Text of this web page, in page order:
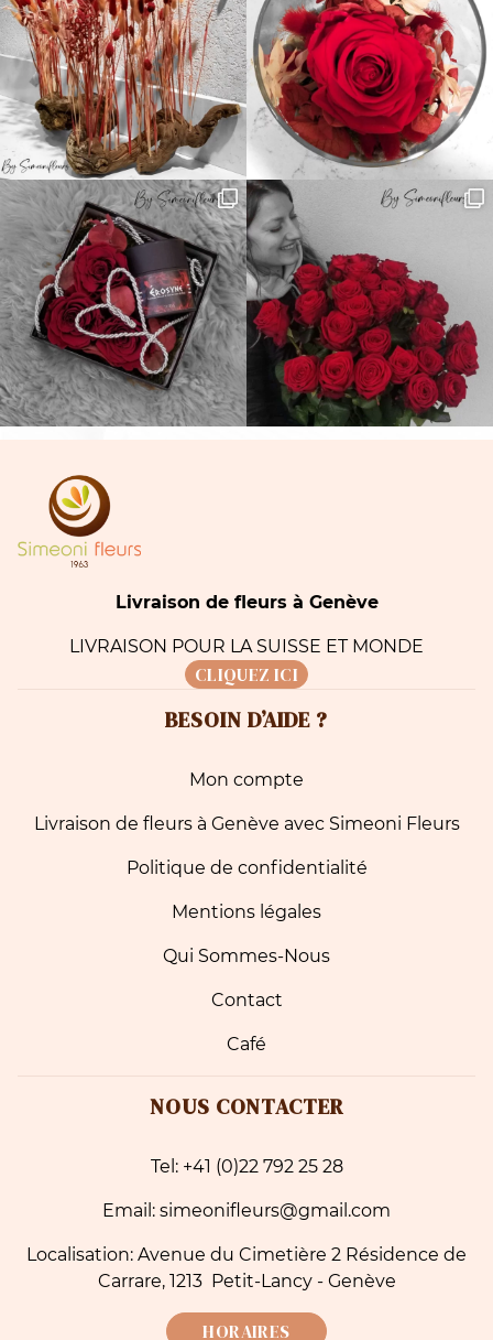
Livraison de fleurs à Genève
LIVRAISON POUR LA SUISSE ET MONDE
CLIQUEZ ICI
BESOIN D’AIDE ?
Mon compte
Livraison de fleurs à Genève avec Simeoni Fleurs
Politique de confidentialité
Mentions légales
Qui Sommes-Nous
Contact
Café
NOUS CONTACTER
Tel: +41 (0)22 792 25 28
Email: simeonifleurs@gmail.com
Localisation: Avenue du Cimetière 2 Résidence de
Carrare, 1213 Petit-Lancy - Genève
HORAIRES